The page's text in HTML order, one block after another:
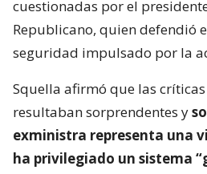
cuestionadas por el
Republicano, quien defendió
seguridad impulsado por la
Squella afirmó que las
resultaban sorprendentes y
exministra representa una
ha privilegiado un sistema